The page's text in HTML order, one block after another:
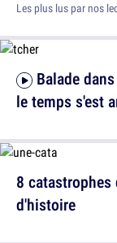
Les plus lus par nos
le temps s'est
8
d'histoire